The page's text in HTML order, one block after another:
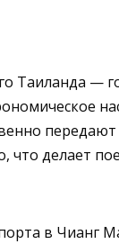
Таиланда —
передают
что делает
в Чианг